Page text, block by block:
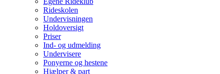
Rideskolen
Undervisningen
Holdoversigt
Priser
Ind- og udmelding
Undervisere
Ponyerne og hestene
Hjælper & part